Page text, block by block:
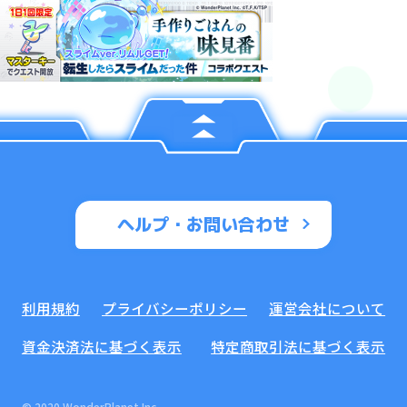
ヘルプ・お問い合わせ
利用規約 プライバシーポリシー
運営会社について
資金決済法に基づく表示
特定商取引法に基づく表示